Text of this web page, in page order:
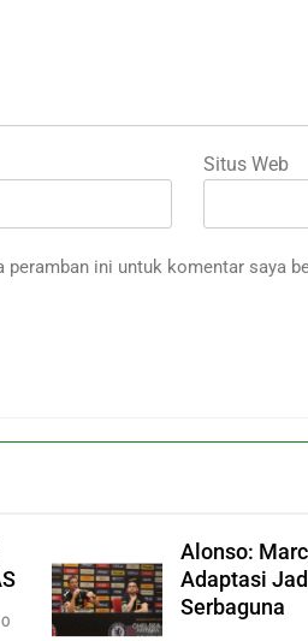
Situs Web
ini untuk komentar saya
0
Alonso:
Adaptasi
Serbaguna